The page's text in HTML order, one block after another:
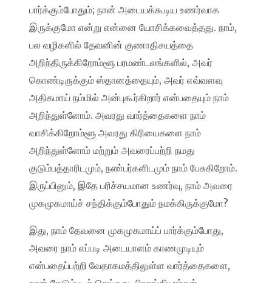
பார்க்கும்போதும்; நான் அடையக்கூடிய உணர்வாக
இருக்குமோ என்று என்னை யோசிக்கவைத்தது. நாம்,
பல வழிகளில் தேவனின் குணாதிசயத்தை
அறிந்திருக்கிறோம்ளூ பரமண்டலங்களில், அவர்
கொண்டிருக்கும் ஸ்தானத்தையும், அவர் எவ்வளவு
அதிகமாய் நம்மில் அன்புகூர்கிறார் என்பதையும் நாம்
அறிந்துள்ளோம். அவரது வார்த்தைகளை நாம்
வாசிக்கிறோம்ளூ அவரது கிரியைகளை நாம்
அறிந்துள்ளோம் மற்றும் அவரைப்பற்றி நமது
குடும்பத்தாரிடமும், நண்பர்களிடமும் நாம் பேசுகிறோம்.
இருப்பினும், இதே பரிச்சயமான உணர்வு, நாம் அவரை
முகமுகமாய்ச் சந்திக்கும்போதும் நமக்கிருக்குமோ?
இது, நாம் தேவனை முகமுகமாய்ப் பார்க்கும்போது,
அவரை நாம் எப்படி அடையாளம் காணமுடியும்
என்பதைப்பற்றி வேதாகமத்திலுள்ள வார்த்தைகளை,